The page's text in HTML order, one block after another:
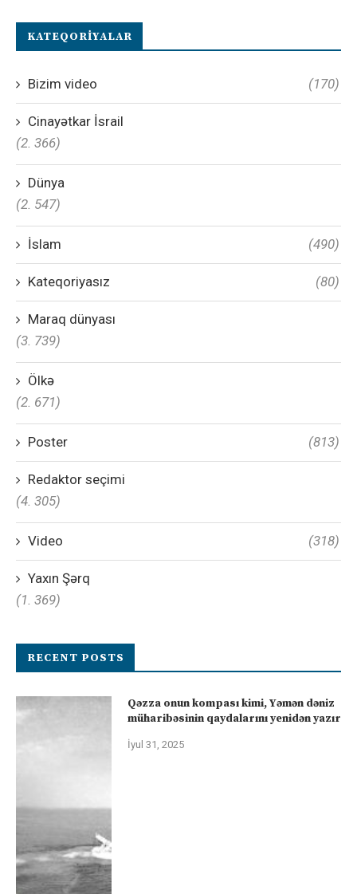
KATEQORIYALAR
Bizim video (170)
Cinayətkar İsrail
(2. 366)
Dünya
(2. 547)
İslam (490)
Kateqoriyasız (80)
Maraq dünyası
(3. 739)
Ölkə
(2. 671)
Poster (813)
Redaktor seçimi
(4. 305)
Video (318)
Yaxın Şərq
(1. 369)
RECENT POSTS
Qəzza onun kompası kimi, Yəmən dəniz
müharibəsinin qaydalarını yenidən yazır
İyul 31, 2025